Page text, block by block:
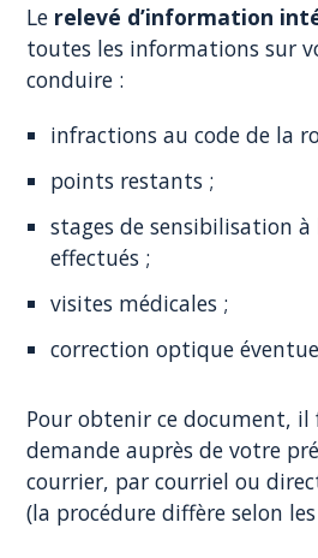
Le relevé d’information
toutes les informations sur
conduire :
infractions au code de la
points restants ;
stages de sensibilisation
effectués ;
visites médicales ;
correction optique
Pour obtenir ce document,
demande auprès de votre
courrier, par courriel ou
(la procédure diffère selon